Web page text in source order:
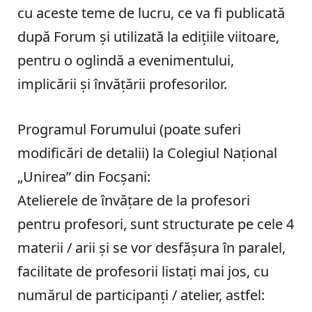
cu aceste teme de lucru, ce va fi publicată
după Forum şi utilizată la ediţiile viitoare,
pentru o oglindă a evenimentului,
implicării şi învăţării profesorilor.
Programul Forumului (poate suferi
modificări de detalii) la Colegiul Naţional
„Unirea” din Focşani:
Atelierele de învăţare de la profesori
pentru profesori, sunt structurate pe cele 4
materii / arii şi se vor desfăşura în paralel,
facilitate de profesorii listaţi mai jos, cu
numărul de participanţi / atelier, astfel: